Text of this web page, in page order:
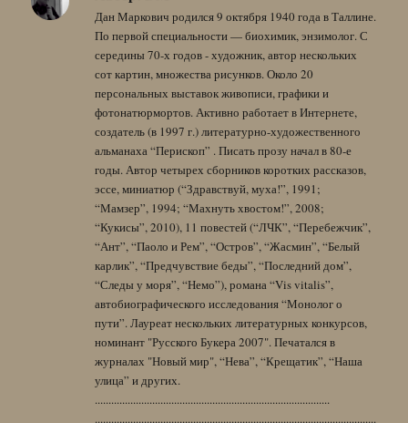
Дан Маркович родился 9 октября 1940 года в Таллине.
По первой специальности — биохимик, энзимолог. С
середины 70-х годов - художник, автор нескольких
сот картин, множества рисунков. Около 20
персональных выставок живописи, графики и
фотонатюрмортов. Активно работает в Интернете,
создатель (в 1997 г.) литературно-художественного
альманаха “Перископ” . Писать прозу начал в 80-е
годы. Автор четырех сборников коротких рассказов,
эссе, миниатюр (“Здравствуй, муха!”, 1991;
“Мамзер”, 1994; “Махнуть хвостом!”, 2008;
“Кукисы”, 2010), 11 повестей (“ЛЧК”, “Перебежчик”,
“Ант”, “Паоло и Рем”, “Остров”, “Жасмин”, “Белый
карлик”, “Предчувствие беды”, “Последний дом”,
“Следы у моря”, “Немо”), романа “Vis vitalis”,
автобиографического исследования “Монолог о
пути”. Лауреат нескольких литературных конкурсов,
номинант "Русского Букера 2007". Печатался в
журналах "Новый мир", “Нева”, “Крещатик”, “Наша
улица” и других.
......................................................................................
.......................................................................................................